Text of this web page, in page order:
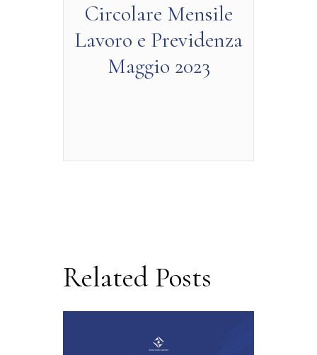
Circolare Mensile
Lavoro e Previdenza
Maggio 2023
Related Posts